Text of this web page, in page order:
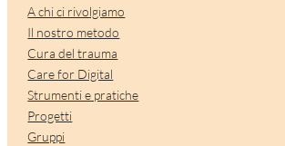
A chi ci rivolgiamo
Il nostro metodo
Cura del trauma
Care for Digital
Strumenti e pratiche
Progetti
Gruppi